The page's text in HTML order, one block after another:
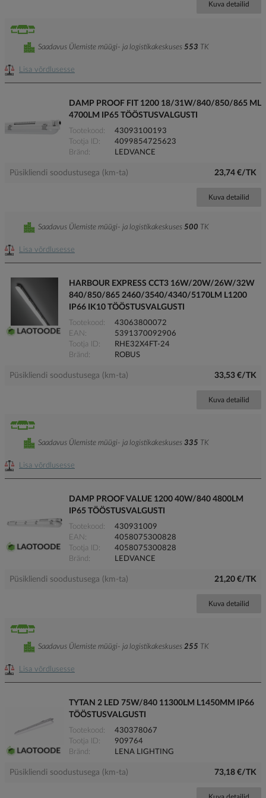
Kuva detailid
Lisa võrdlusesse
Saadavus Ülemiste müügi- ja logistikakeskuses 553 TK
DAMP PROOF FIT 1200 18/31W/840/850/865 ML
4700LM IP65 TÖÖSTUSVALGUSTI
Tootekood
43093100193
Tootja ID
4099854725623
Bränd
LEDVANCE
Püsikliendi soodustusega (km-ta) 23,74 €/TK
Kuva detailid
Lisa võrdlusesse
Saadavus Ülemiste müügi- ja logistikakeskuses 500 TK
HARBOUR EXPRESS CCT3 16W/20W/26W/32W
840/850/865 2460/3540/4340/5170LM L1200
IP66 IK10 TÖÖSTUSVALGUSTI
Tootekood
43063800072
EAN
5391370092906
Tootja ID
RHE32X4FT-24
Bränd
ROBUS
Püsikliendi soodustusega (km-ta) 33,53 €/TK
Kuva detailid
Lisa võrdlusesse
Saadavus Ülemiste müügi- ja logistikakeskuses 335 TK
DAMP PROOF VALUE 1200 40W/840 4800LM
IP65 TÖÖSTUSVALGUSTI
Tootekood
430931009
EAN
4058075300828
Tootja ID
4058075300828
Bränd
LEDVANCE
Püsikliendi soodustusega (km-ta) 21,20 €/TK
Kuva detailid
Lisa võrdlusesse
Saadavus Ülemiste müügi- ja logistikakeskuses 255 TK
TYTAN 2 LED 75W/840 11300LM L1450MM IP66
TÖÖSTUSVALGUSTI
Tootekood
430378067
Tootja ID
909764
Bränd
LENA LIGHTING
Püsikliendi soodustusega (km-ta) 73,18 €/TK